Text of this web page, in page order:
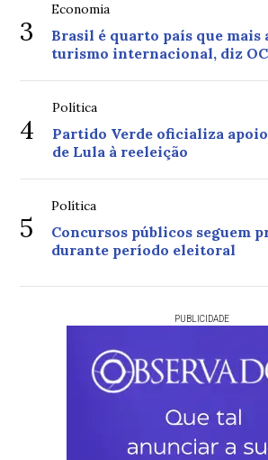
3
Economia
Brasil é quarto país que mais
turismo internacional, diz
4
Política
Partido Verde oficializa
de Lula à reeleição
5
Política
Concursos públicos seguem
durante período eleitoral
PUBLICIDADE